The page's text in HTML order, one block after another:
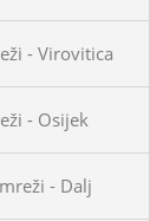
- Virovitica
- Osijek
- Dalj